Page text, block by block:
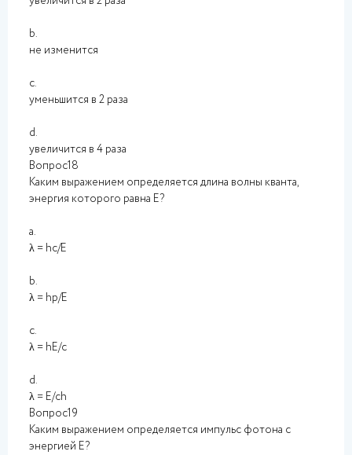
b.
не изменится
c.
уменьшится в 2 раза
d.
увеличится в 4 раза
Вопрос18
Каким выражением определяется длина волны кванта,
энергия которого равна Е?
a.
λ = hc/E
b.
λ = hp/E
c.
λ = hE/c
d.
λ = E/ch
Вопрос19
Каким выражением определяется импульс фотона с
энергией E?